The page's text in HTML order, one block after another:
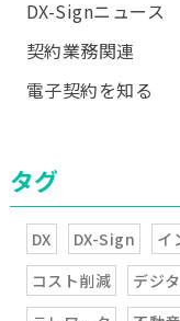
DX-Signニュース
契約業務関連
電子契約を知る
タグ
DX DX-Sign
イ
コスト削減
デジ